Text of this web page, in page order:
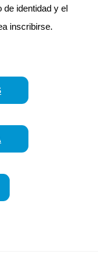
de identidad y el
inscribirse.